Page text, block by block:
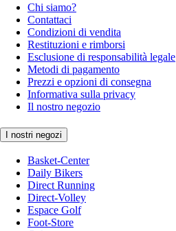
Chi siamo?
Contattaci
Condizioni di vendita
Restituzioni e rimborsi
Esclusione di responsabilità legale
Metodi di pagamento
Prezzi e opzioni di consegna
Informativa sulla privacy
Il nostro negozio
I nostri negozi
Basket-Center
Daily Bikers
Direct Running
Direct-Volley
Espace Golf
Foot-Store